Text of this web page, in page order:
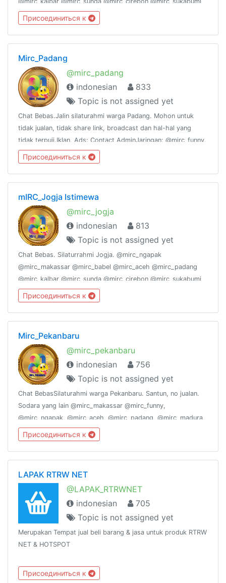
@mirc_suramadu @mirc_joglosemar @mirc_bekasi
@mirc_pekanbaru @mirc_jogja @mirc_ambon
Присоединиться к
Mirc_Padang
@mirc_padang
indonesian
833
Topic is not assigned yet
Chat Bebas.Jalin silaturahmi warga Padang. Mohon untuk
tidak jualan, tidak share link, broadcast dan hal-hal yang
tidak terpuji.Iklan, Ads: Contact AdminJaringan: @mirc_funny,
@mirc_ngapak, @mirc_joglosemar, @mirc_sunda
Присоединиться к
mIRC_Jogja Istimewa
@mirc_jogja
indonesian
813
Topic is not assigned yet
Chat Bebas. Silaturrahmi Jogja. @mirc_ngapak
@mirc_makassar @mirc_babel @mirc_aceh @mirc_padang
@mirc_kalbar @mirc_sunda @mirc_cirebon @mirc_sukabumi
@mirc_suramadu @mirc_joglosemar @mirc_bekasi
@mirc_pekanbaru @mirc_jogja @mirc_ambon,
@mirc_bandung
Присоединиться к
Mirc_Pekanbaru
@mirc_pekanbaru
indonesian
756
Topic is not assigned yet
Chat BebasSilaturahmi warga Pekanbaru. Santun, no jualan.
Sodara yang lain @mirc_makassar @mirc_funny,
@mirc_ngapak, @mirc_aceh, @mirc_padang, @mirc_madura,
@mirc_sunda, @mirc_joglosemar. @mirc_kalbar, @mirc_Babel,
@mirc_padang, @Mirc_Bekasi
Присоединиться к
LAPAK RTRW NET
@LAPAK_RTRWNET
indonesian
705
Topic is not assigned yet
Merupakan Tempat jual beli barang & jasa untuk produk RTRW
NET & HOTSPOT
Присоединиться к